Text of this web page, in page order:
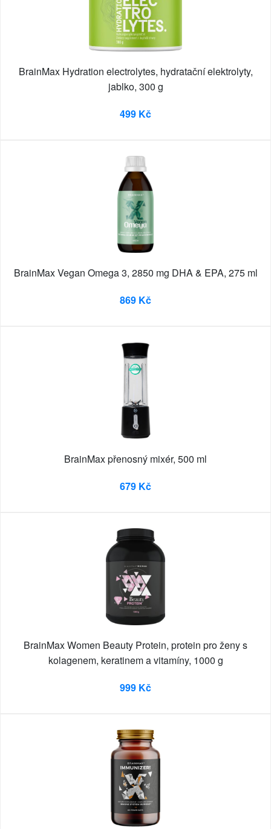
BrainMax Hydration electrolytes, hydratační elektrolyty,
jablko, 300 g
499 Kč
BrainMax Vegan Omega 3, 2850 mg DHA & EPA, 275 ml
869 Kč
BrainMax přenosný mixér, 500 ml
679 Kč
BrainMax Women Beauty Protein, protein pro ženy s
kolagenem, keratinem a vitamíny, 1000 g
999 Kč